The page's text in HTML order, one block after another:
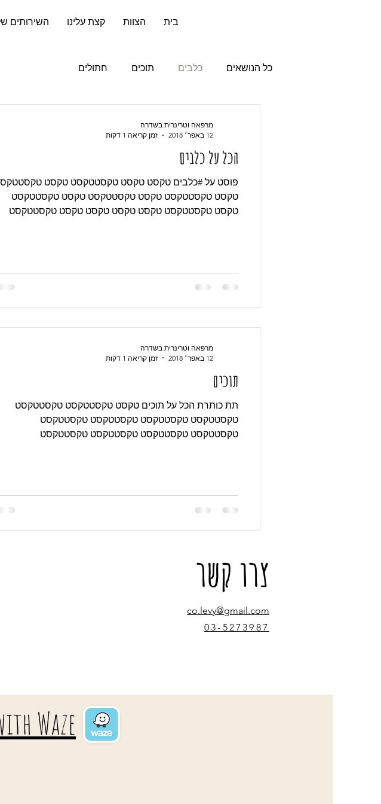
השירותים קצת עלינו הצוות בית
כל הנושאים כלבים תוכים חתולים
הכל על כלבים
פוסט על #כלבים טקסט טקסט טקסטטקסט טקסט
טקסט טקסטטקסט טקסט טקסטטקסט טקסט טקסטטקסט
טקסט טקסטטקסט טקסט טקסט טקסט טקסט טקסטטקסט
מרפאה וטרינרית בשדרה
12 באפר׳ 2018
זמן קריאה 1 דקות
תוכים
תת כותרת הכל על תוכים טקסט טקסטטקסט טקסטטקסט
טקסטטקסט טקסטטקסט טקסטטקסט טקסטטקסט
טקסטטקסט טקסטטקסט טקסטטקסט טקסטטקסט
מרפאה וטרינרית בשדרה
12 באפר׳ 2018
זמן קריאה 1 דקות
Waze
צרו קשר
co.levy@gmail.com
03-5273987